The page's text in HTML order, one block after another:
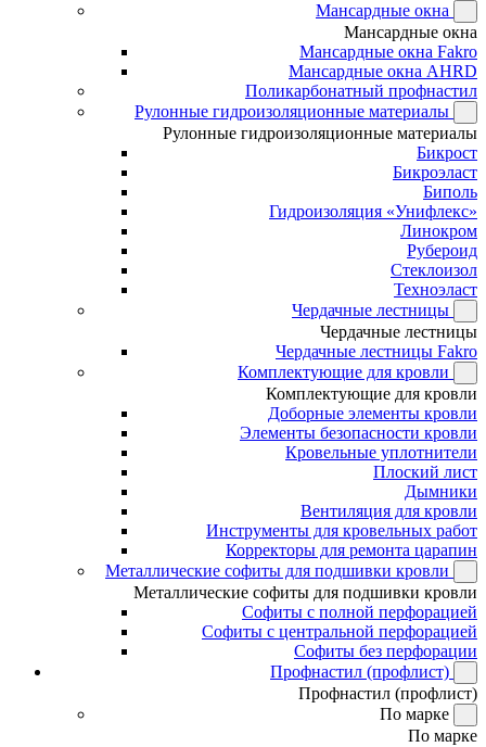
Мансардные окна
Мансардные окна
Мансардные окна Fakro
Мансардные окна AHRD
Поликарбонатный профнастил
Рулонные гидроизоляционные материалы
Рулонные гидроизоляционные материалы
Бикрост
Бикроэласт
Биполь
Гидроизоляция «Унифлекс»
Линокром
Рубероид
Стеклоизол
Техноэласт
Чердачные лестницы
Чердачные лестницы
Чердачные лестницы Fakro
Комплектующие для кровли
Комплектующие для кровли
Доборные элементы кровли
Элементы безопасности кровли
Кровельные уплотнители
Плоский лист
Дымники
Вентиляция для кровли
Инструменты для кровельных работ
Корректоры для ремонта царапин
Металлические софиты для подшивки кровли
Металлические софиты для подшивки кровли
Софиты с полной перфорацией
Софиты с центральной перфорацией
Софиты без перфорации
Профнастил (профлист)
Профнастил (профлист)
По марке
По марке